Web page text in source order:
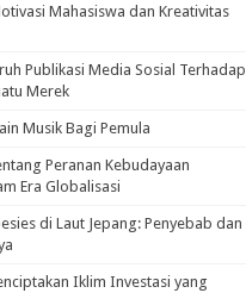
Mahasiswa dan Kreativitas
Publikasi Media Sosial Terhadap
Merek
Musik Bagi Pemula
Peranan Kebudayaan
Era Globalisasi
di Laut Jepang: Penyebab dan
Iklim Investasi yang